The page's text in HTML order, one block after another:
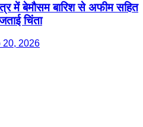
में बेमौसम बारिश से अफीम सहित
चिंता
20, 2026